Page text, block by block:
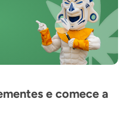
e comece a